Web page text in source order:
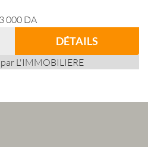
000 DA
DÉTAILS
L'IMMOBILIERE